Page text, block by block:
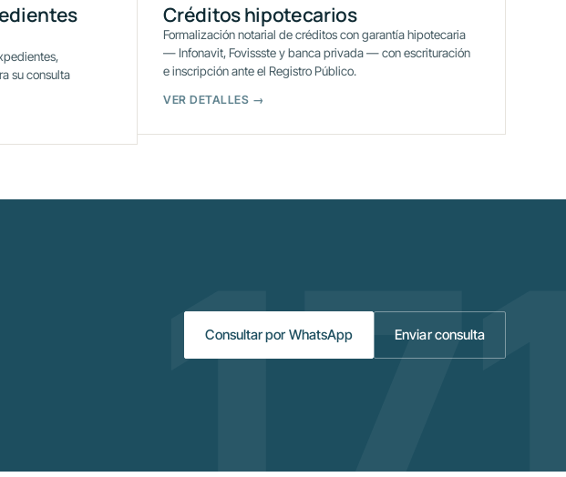
su consulta
Créditos hipotecarios
Formalización notarial de créditos con garantía hipotecaria
— Infonavit, Fovissste y banca privada — con escrituración
e inscripción ante el Registro Público.
VER DETALLES →
Consultar por WhatsApp Enviar consulta